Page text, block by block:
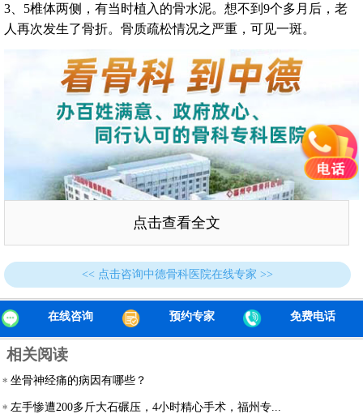
3、5椎体两侧，有当时植入的骨水泥。想不到9个多月后，老
人再次发生了骨折。骨质疏松情况之严重，可见一斑。
▲之前因骨折曾在我院接受过椎体成形术治疗
白大娘回忆道，上次治疗后，腰背一直没疼过。但几天前
点击查看全文
<< 点击咨询中德骨科医院在线专家 >>
在线咨询 预约专家 免费电话
相关阅读
坐骨神经痛的病因有哪些？
左手惨遭200多斤大石碾压，4小时精心手术，福州专...